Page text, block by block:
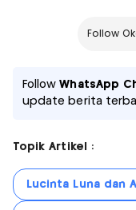
Follow
FollowWhatsApp
update berita
Topik Artikel :
Lucinta Luna dan